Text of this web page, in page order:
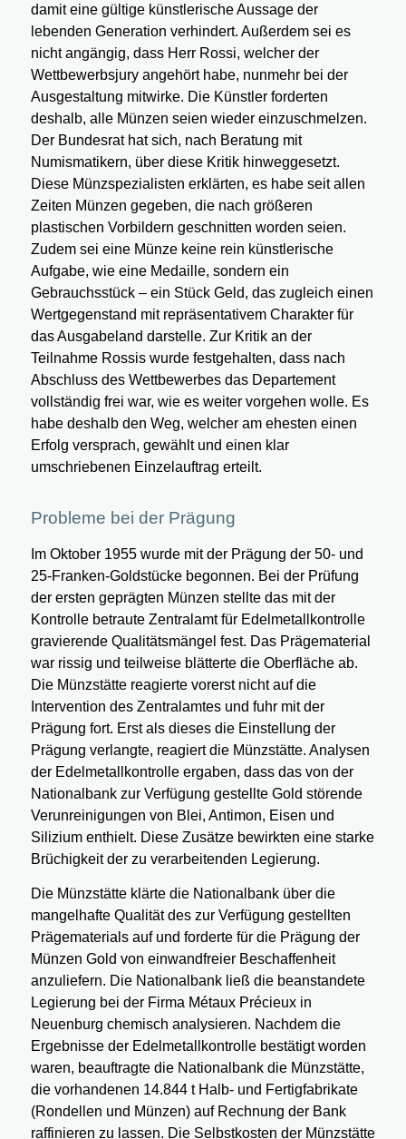
damit eine gültige künstlerische Aussage der
lebenden Generation verhindert. Außerdem sei es
nicht angängig, dass Herr Rossi, welcher der
Wettbewerbsjury angehört habe, nunmehr bei der
Ausgestaltung mitwirke. Die Künstler forderten
deshalb, alle Münzen seien wieder einzuschmelzen.
Der Bundesrat hat sich, nach Beratung mit
Numismatikern, über diese Kritik hinweggesetzt.
Diese Münzspezialisten erklärten, es habe seit allen
Zeiten Münzen gegeben, die nach größeren
plastischen Vorbildern geschnitten worden seien.
Zudem sei eine Münze keine rein künstlerische
Aufgabe, wie eine Medaille, sondern ein
Gebrauchsstück – ein Stück Geld, das zugleich einen
Wertgegenstand mit repräsentativem Charakter für
das Ausgabeland darstelle. Zur Kritik an der
Teilnahme Rossis wurde festgehalten, dass nach
Abschluss des Wettbewerbes das Departement
vollständig frei war, wie es weiter vorgehen wolle. Es
habe deshalb den Weg, welcher am ehesten einen
Erfolg versprach, gewählt und einen klar
umschriebenen Einzelauftrag erteilt.
Probleme bei der Prägung
Im Oktober 1955 wurde mit der Prägung der 50- und
25-Franken-Goldstücke begonnen. Bei der Prüfung
der ersten geprägten Münzen stellte das mit der
Kontrolle betraute Zentralamt für Edelmetallkontrolle
gravierende Qualitätsmängel fest. Das Prägematerial
war rissig und teilweise blätterte die Oberfläche ab.
Die Münzstätte reagierte vorerst nicht auf die
Intervention des Zentralamtes und fuhr mit der
Prägung fort. Erst als dieses die Einstellung der
Prägung verlangte, reagiert die Münzstätte. Analysen
der Edelmetallkontrolle ergaben, dass das von der
Nationalbank zur Verfügung gestellte Gold störende
Verunreinigungen von Blei, Antimon, Eisen und
Silizium enthielt. Diese Zusätze bewirkten eine starke
Brüchigkeit der zu verarbeitenden Legierung.
Die Münzstätte klärte die Nationalbank über die
mangelhafte Qualität des zur Verfügung gestellten
Prägematerials auf und forderte für die Prägung der
Münzen Gold von einwandfreier Beschaffenheit
anzuliefern. Die Nationalbank ließ die beanstandete
Legierung bei der Firma Métaux Précieux in
Neuenburg chemisch analysieren. Nachdem die
Ergebnisse der Edelmetallkontrolle bestätigt worden
waren, beauftragte die Nationalbank die Münzstätte,
die vorhandenen 14.844 t Halb- und Fertigfabrikate
(Rondellen und Münzen) auf Rechnung der Bank
raffinieren zu lassen. Die Selbstkosten der Münzstätte